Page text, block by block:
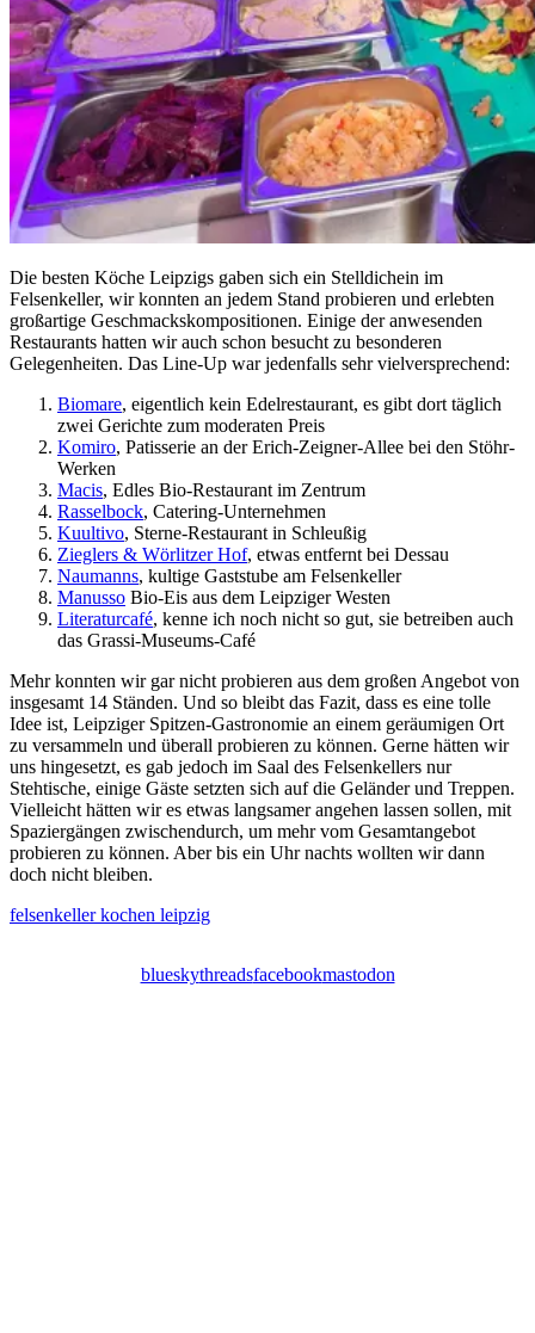
Die besten Köche Leipzigs gaben sich ein Stelldichein im
Felsenkeller, wir konnten an jedem Stand probieren und erlebten
großartige Geschmackskompositionen. Einige der anwesenden
Restaurants hatten wir auch schon besucht zu besonderen
Gelegenheiten. Das Line-Up war jedenfalls sehr vielversprechend:
Biomare, eigentlich kein Edelrestaurant, es gibt dort täglich
zwei Gerichte zum moderaten Preis
Komiro, Patisserie an der Erich-Zeigner-Allee bei den Stöhr-
Werken
Macis, Edles Bio-Restaurant im Zentrum
Rasselbock, Catering-Unternehmen
Kuultivo, Sterne-Restaurant in Schleußig
Zieglers & Wörlitzer Hof, etwas entfernt bei Dessau
Naumanns, kultige Gaststube am Felsenkeller
Manusso Bio-Eis aus dem Leipziger Westen
Literaturcafé, kenne ich noch nicht so gut, sie betreiben auch
das Grassi-Museums-Café
Mehr konnten wir gar nicht probieren aus dem großen Angebot von
insgesamt 14 Ständen. Und so bleibt das Fazit, dass es eine tolle
Idee ist, Leipziger Spitzen-Gastronomie an einem geräumigen Ort
zu versammeln und überall probieren zu können. Gerne hätten wir
uns hingesetzt, es gab jedoch im Saal des Felsenkellers nur
Stehtische, einige Gäste setzten sich auf die Geländer und Treppen.
Vielleicht hätten wir es etwas langsamer angehen lassen sollen, mit
Spaziergängen zwischendurch, um mehr vom Gesamtangebot
probieren zu können. Aber bis ein Uhr nachts wollten wir dann
doch nicht bleiben.
felsenkellerkochen leipzig
blueskythreadsfacebookmastodon